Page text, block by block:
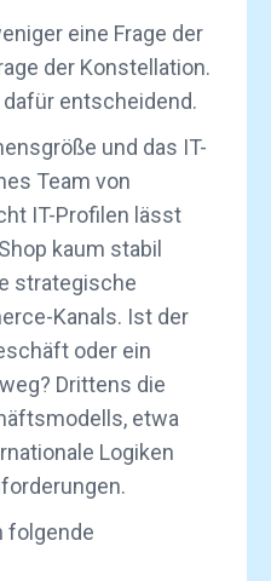
eine Frage der
der Konstellation.
entscheidend.
und das IT-
Team von
IT-Profilen lässt
kaum stabil
strategische
Kanals. Ist der
oder ein
Drittens die
etwa
Logiken
folgende